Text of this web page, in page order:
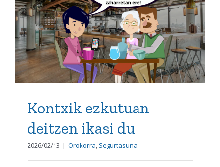
Kontxik ezkutuan deitzen
ikasi du
Kontxik ezkutuan
deitzen ikasi du
2026/02/13 | Orokorra, Segurtasuna